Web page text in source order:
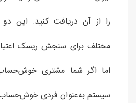
را از آن دریافت کنید. این
مختلف برای سنجش ریسک
اما اگر شما مشتری
سیستم به‌عنوان فردی